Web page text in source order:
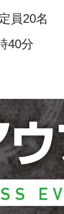
員20名
40分